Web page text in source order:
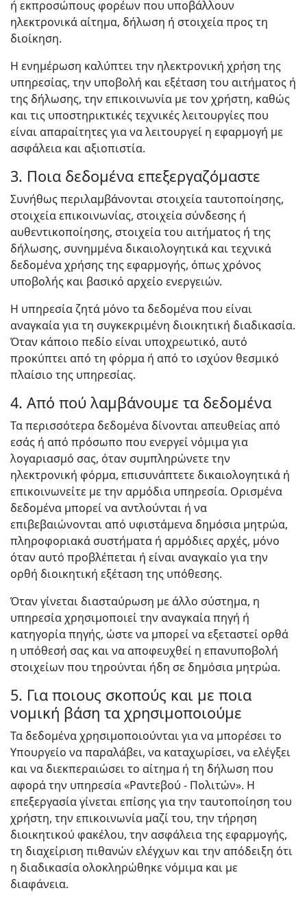
ή εκπροσώπους φορέων που υποβάλλουν
ηλεκτρονικά αίτημα, δήλωση ή στοιχεία προς τη
διοίκηση.
Η ενημέρωση καλύπτει την ηλεκτρονική χρήση της
υπηρεσίας, την υποβολή και εξέταση του αιτήματος ή
της δήλωσης, την επικοινωνία με τον χρήστη, καθώς
και τις υποστηρικτικές τεχνικές λειτουργίες που
είναι απαραίτητες για να λειτουργεί η εφαρμογή με
ασφάλεια και αξιοπιστία.
3. Ποια δεδομένα επεξεργαζόμαστε
Συνήθως περιλαμβάνονται στοιχεία ταυτοποίησης,
στοιχεία επικοινωνίας, στοιχεία σύνδεσης ή
αυθεντικοποίησης, στοιχεία του αιτήματος ή της
δήλωσης, συνημμένα δικαιολογητικά και τεχνικά
δεδομένα χρήσης της εφαρμογής, όπως χρόνος
υποβολής και βασικό αρχείο ενεργειών.
Η υπηρεσία ζητά μόνο τα δεδομένα που είναι
αναγκαία για τη συγκεκριμένη διοικητική διαδικασία.
Όταν κάποιο πεδίο είναι υποχρεωτικό, αυτό
προκύπτει από τη φόρμα ή από το ισχύον θεσμικό
πλαίσιο της υπηρεσίας.
4. Από πού λαμβάνουμε τα δεδομένα
Τα περισσότερα δεδομένα δίνονται απευθείας από
εσάς ή από πρόσωπο που ενεργεί νόμιμα για
λογαριασμό σας, όταν συμπληρώνετε την
ηλεκτρονική φόρμα, επισυνάπτετε δικαιολογητικά ή
επικοινωνείτε με την αρμόδια υπηρεσία. Ορισμένα
δεδομένα μπορεί να αντλούνται ή να
επιβεβαιώνονται από υφιστάμενα δημόσια μητρώα,
πληροφοριακά συστήματα ή αρμόδιες αρχές, μόνο
όταν αυτό προβλέπεται ή είναι αναγκαίο για την
ορθή διοικητική εξέταση της υπόθεσης.
Όταν γίνεται διασταύρωση με άλλο σύστημα, η
υπηρεσία χρησιμοποιεί την αναγκαία πηγή ή
κατηγορία πηγής, ώστε να μπορεί να εξεταστεί ορθά
η υπόθεσή σας και να αποφευχθεί η επανυποβολή
στοιχείων που τηρούνται ήδη σε δημόσια μητρώα.
5. Για ποιους σκοπούς και με ποια
νομική βάση τα χρησιμοποιούμε
Τα δεδομένα χρησιμοποιούνται για να μπορέσει το
Υπουργείο να παραλάβει, να καταχωρίσει, να ελέγξει
και να διεκπεραιώσει το αίτημα ή τη δήλωση που
αφορά την υπηρεσία «Ραντεβού - Πολιτών». Η
επεξεργασία γίνεται επίσης για την ταυτοποίηση του
χρήστη, την επικοινωνία μαζί του, την τήρηση
διοικητικού φακέλου, την ασφάλεια της εφαρμογής,
τη διαχείριση πιθανών ελέγχων και την απόδειξη ότι
η διαδικασία ολοκληρώθηκε νόμιμα και με
διαφάνεια.